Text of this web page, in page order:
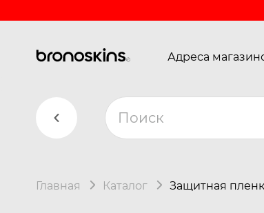
Адреса
Главная Каталог Защитная